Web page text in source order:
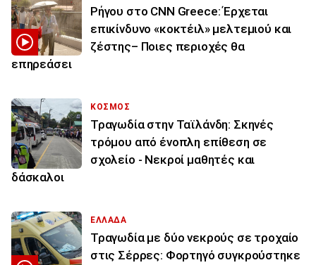
Ρήγου στο CNN Greece: Έρχεται
επικίνδυνο «κοκτέιλ» μελτεμιού και
ζέστης– Ποιες περιοχές θα
επηρεάσει
ΚΟΣΜΟΣ
Τραγωδία στην Ταϊλάνδη: Σκηνές
τρόμου από ένοπλη επίθεση σε
σχολείο - Νεκροί μαθητές και
δάσκαλοι
ΕΛΛΑΔΑ
Τραγωδία με δύο νεκρούς σε τροχαίο
στις Σέρρες: Φορτηγό συγκρούστηκε